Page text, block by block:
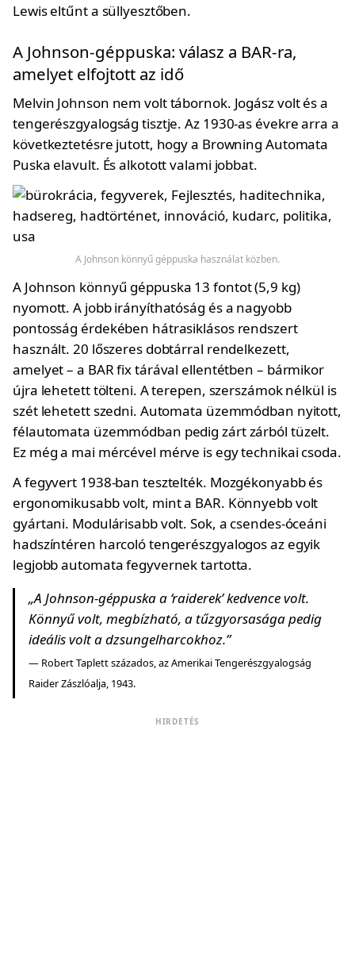
Lewis eltűnt a süllyesztőben.
A Johnson-géppuska: válasz a BAR-ra,
amelyet elfojtott az idő
Melvin Johnson nem volt tábornok. Jogász volt és a
tengerészgyalogság tisztje. Az 1930-as évekre arra a
következtetésre jutott, hogy a Browning Automata
Puska elavult. És alkotott valami jobbat.
A Johnson könnyű géppuska használat közben.
A Johnson könnyű géppuska 13 fontot (5,9 kg)
nyomott. A jobb irányíthatóság és a nagyobb
pontosság érdekében hátrasiklásos rendszert
használt. 20 lőszeres dobtárral rendelkezett,
amelyet – a BAR fix tárával ellentétben – bármikor
újra lehetett tölteni. A terepen, szerszámok nélkül is
szét lehetett szedni. Automata üzemmódban nyitott,
félautomata üzemmódban pedig zárt zárból tüzelt.
Ez még a mai mércével mérve is egy technikai csoda.
A fegyvert 1938-ban tesztelték. Mozgékonyabb és
ergonomikusabb volt, mint a BAR. Könnyebb volt
gyártani. Modulárisabb volt. Sok, a csendes-óceáni
hadszíntéren harcoló tengerészgyalogos az egyik
legjobb automata fegyvernek tartotta.
„A Johnson-géppuska a ‘raiderek’ kedvence volt.
Könnyű volt, megbízható, a tűzgyorsasága pedig
ideális volt a dzsungelharcokhoz.”
— Robert Taplett százados, az Amerikai Tengerészgyalogság
Raider Zászlóalja, 1943.
HIRDETÉS